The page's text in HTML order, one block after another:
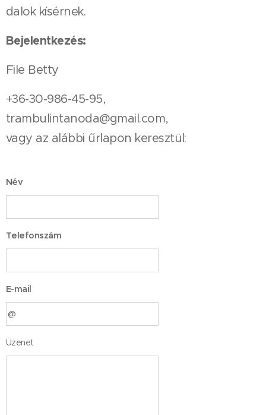
dalok kísérnek.
Bejelentkezés:
File Betty
+36-30-986-45-95,
trambulintanoda@gmail.com,
vagy az alábbi űrlapon keresztül:
Név
Telefonszám
E-mail
Üzenet